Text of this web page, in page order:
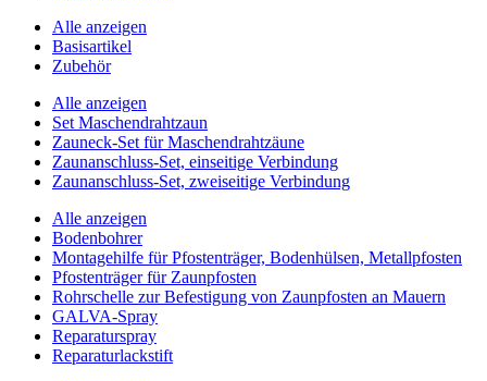
Alle anzeigen
Basisartikel
Zubehör
Alle anzeigen
Set Maschendrahtzaun
Zauneck-Set für Maschendrahtzäune
Zaunanschluss-Set, einseitige Verbindung
Zaunanschluss-Set, zweiseitige Verbindung
Alle anzeigen
Bodenbohrer
Montagehilfe für Pfostenträger, Bodenhülsen, Metallpfosten
Pfostenträger für Zaunpfosten
Rohrschelle zur Befestigung von Zaunpfosten an Mauern
GALVA-Spray
Reparaturspray
Reparaturlackstift